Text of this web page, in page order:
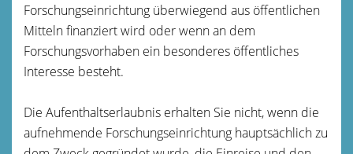
Forschungseinrichtung überwiegend aus öffentlichen
Mitteln finanziert wird oder wenn an dem
Forschungsvorhaben ein besonderes öffentliches
Interesse besteht.
Die Aufenthaltserlaubnis erhalten Sie nicht, wenn die
aufnehmende Forschungseinrichtung hauptsächlich zu